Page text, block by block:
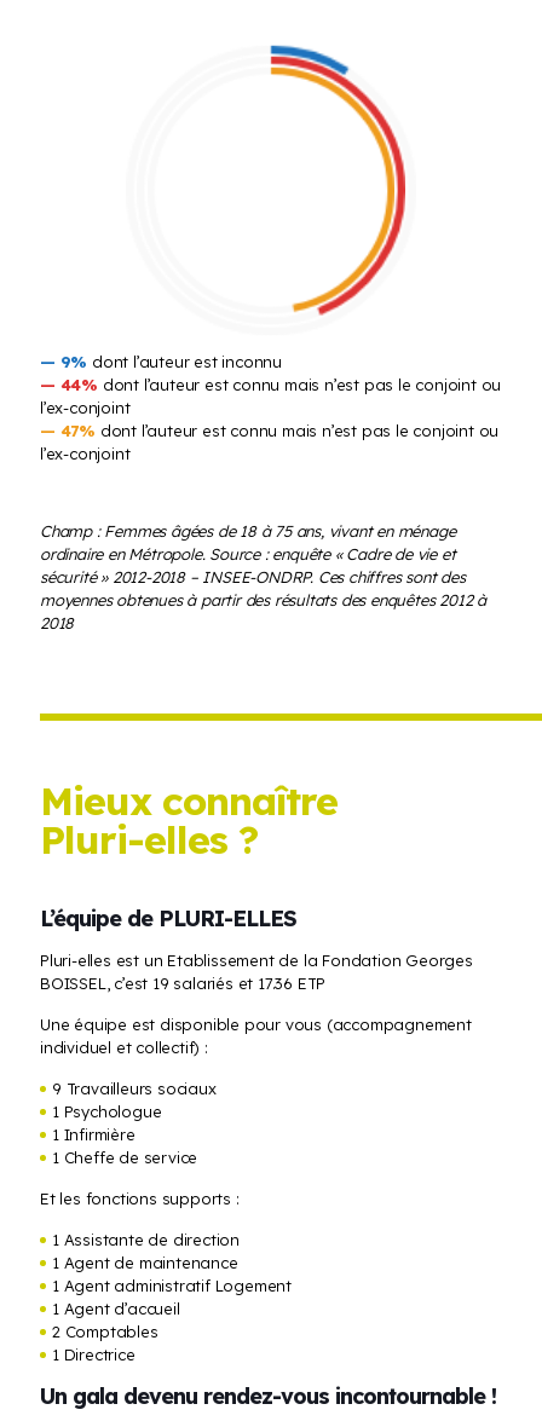
— 9% dont l’auteur est inconnu
— 44% dont l’auteur est connu mais n’est pas le conjoint ou
l’ex-conjoint
— 47% dont l’auteur est connu mais n’est pas le conjoint ou
l’ex-conjoint
Champ : Femmes âgées de 18 à 75 ans, vivant en ménage
ordinaire en Métropole. Source : enquête « Cadre de vie et
sécurité » 2012-2018 – INSEE-ONDRP. Ces chiffres sont des
moyennes obtenues à partir des résultats des enquêtes 2012 à
2018
Mieux connaître
Pluri-elles ?
L’équipe de PLURI-ELLES
Pluri-elles est un Etablissement de la Fondation Georges
BOISSEL, c’est 19 salariés et 17.36 ETP
Une équipe est disponible pour vous (accompagnement
individuel et collectif) :
9 Travailleurs sociaux
1 Psychologue
1 Infirmière
1 Cheffe de service
Et les fonctions supports :
1 Assistante de direction
1 Agent de maintenance
1 Agent administratif Logement
1 Agent d’accueil
2 Comptables
1 Directrice
Un gala devenu rendez-vous incontournable !